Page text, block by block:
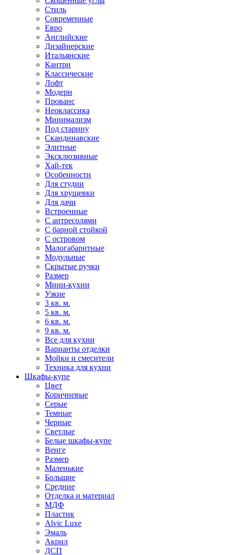
Стиль
Современные
Евро
Английские
Дизайнерские
Итальянские
Кантри
Классические
Лофт
Модерн
Прованс
Неоклассика
Минимализм
Под старину
Скандинавские
Элитные
Эксклюзивные
Хай-тек
Особенности
Для студии
Для хрущевки
Для дачи
Встроенные
С антресолями
С барной стойкой
С островом
Малогабаритные
Модульные
Скрытые ручки
Размер
Мини-кухни
Узкие
3 кв. м.
5 кв. м.
6 кв. м.
9 кв. м.
Все для кухни
Варианты отделки
Мойки и смесители
Техника для кухни
Шкафы-купе
Цвет
Коричневые
Серые
Темные
Черные
Светлые
Белые шкафы-купе
Венге
Размер
Маленькие
Большие
Средние
Отделка и материал
МДФ
Пластик
Alvic Luxe
Эмаль
Акрил
ДСП